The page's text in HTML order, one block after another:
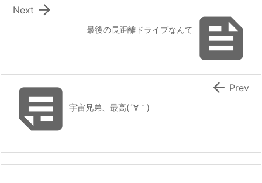

最後の長距離ドライブなんて

Next
宇宙兄弟、最高(´∀｀)
 Prev